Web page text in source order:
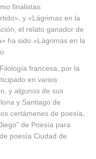
finalistas:
y «Lágrimas en la
el relato ganador de
ha sido «Lágrimas en la
francesa, por la
en varios
y algunos de sus
y Santiago de
certámenes de poesía,
de Poesía para
poesía Ciudad de